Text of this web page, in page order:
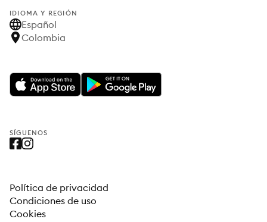
IDIOMA Y REGIÓN
Español
Colombia
SÍGUENOS
Política de privacidad
Condiciones de uso
Cookies